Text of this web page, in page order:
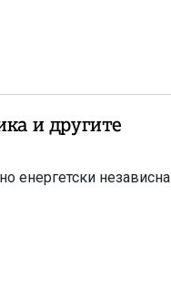
и другите
енергетски независна